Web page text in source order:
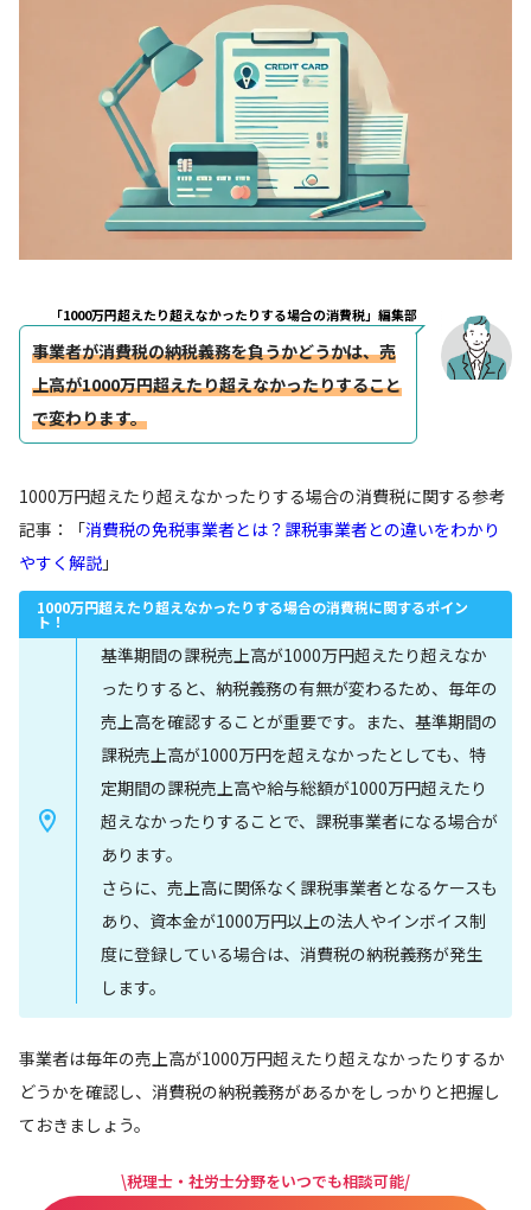
「1000万円超えたり超えなかったりする場合の消費税」編集部
事業者が消費税の納税義務を負うかどうかは、売
上高が1000万円超えたり超えなかったりすること
で変わります。
1000万円超えたり超えなかったりする場合の消費税に関する参考
記事：「消費税の免税事業者とは？課税事業者との違いをわかり
やすく解説 」
1000万円超えたり超えなかったりする場合の消費税に関するポイン
ト！
基準期間の課税売上高が1000万円超えたり超えなか
ったりすると、納税義務の有無が変わるため、毎年の
売上高を確認することが重要です。また、基準期間の
課税売上高が1000万円を超えなかったとしても、特
定期間の課税売上高や給与総額が1000万円超えたり
超えなかったりすることで、課税事業者になる場合が
あります。
さらに、売上高に関係なく課税事業者となるケースも
あり、資本金が1000万円以上の法人やインボイス制
度に登録している場合は、消費税の納税義務が発生
します。
事業者は毎年の売上高が1000万円超えたり超えなかったりするか
どうかを確認し、消費税の納税義務があるかをしっかりと把握し
ておきましょう。
\税理士・社労士分野をいつでも相談可能/